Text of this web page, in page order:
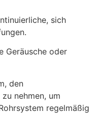
sich
Geräusche oder
den
nehmen, um
regelmäßig